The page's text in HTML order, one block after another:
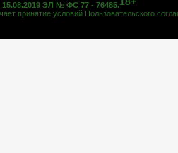
ЭЛ № ФС 77 - 76485.
принятие условий Пользовательского